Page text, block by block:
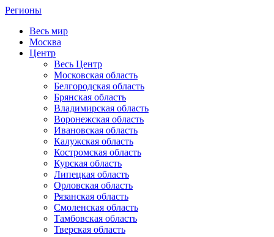
Регионы
Весь мир
Москва
Центр
Весь Центр
Московская область
Белгородская область
Брянская область
Владимирская область
Воронежская область
Ивановская область
Калужская область
Костромская область
Курская область
Липецкая область
Орловская область
Рязанская область
Смоленская область
Тамбовская область
Тверская область